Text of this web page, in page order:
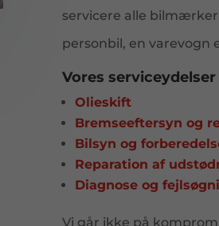
servicere alle
personbil, en varevogn
Vores
Olieskift
Bremseeftersyn og
Bilsyn og
Reparation af
Diagnose og
Vi går ikke på